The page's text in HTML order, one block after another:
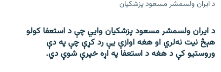
د ایران ولسمشر مسعود پزشکیان
د ایران ولسمشر مسعود پزشکیان وایي چې د استعفا کولو
هېڅ نیت نه‌لري او هغه اوازې یې رد کړې چې په دې
وروستیو کې د هغه د استعفا په اړه خپرې شوې دي.